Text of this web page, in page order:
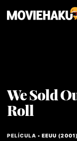
We Sold
Roll
PELÍCULA •EEUU (2001)